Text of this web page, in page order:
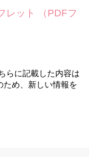
レット （PDFフ
らに記載した内容は
ため、新しい情報を